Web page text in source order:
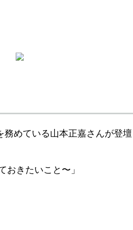
めている山本正嘉さんが登
おきたいこと〜」